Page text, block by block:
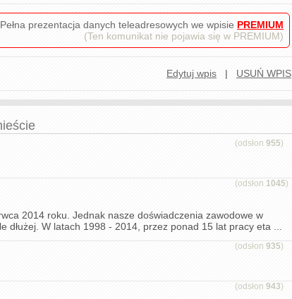
Pełna prezentacja danych teleadresowych we wpisie PREMIUM
(Ten komunikat nie pojawia się w PREMIUM)
Edytuj wpis | USUŃ WPIS
(odsłon 955)
(odsłon 1045)
2014 roku. Jednak nasze doświadczenia zawodowe w
W latach 1998 - 2014, przez ponad 15 lat pracy eta ...
(odsłon 935)
(odsłon 943)